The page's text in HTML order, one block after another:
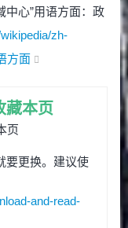
中心”用语方面：政
zh-
方面
藏本页
页
要更换。建议使
and-read-